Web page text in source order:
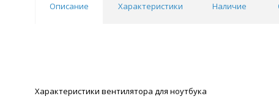
Описание Характеристики Наличие
Характеристики вентилятора для ноутбука